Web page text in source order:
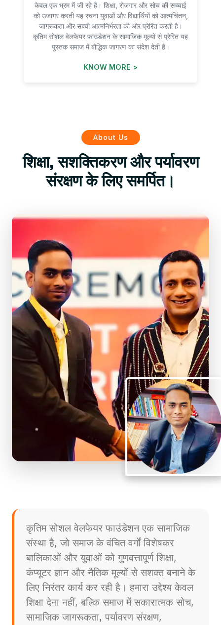
केवल एक भ्रम में जी रहे हैं। शिक्षा, रोजगार और सोच की सच्चाई
को उजागर करती यह रचना युवाओं और विद्यार्थियों को आत्मचिंतन,
जागरूकता और सच्ची आत्मनिर्भरता की ओर प्रेरित करती है।
कृतिम सोशल वेलफेयर फाउंडेशन के सामाजिक मूल्यों से प्रेरित यह
पुस्तक समाज में बौद्धिक जागरण का संदेश देती है।
KNOW MORE >
About Us
शिक्षा, सशक्तिकरण और पर्यावरण
संरक्षण के लिए समर्पित।
कृतिम सोशल वेलफेयर फाउंडेशन एक सामाजिक
संस्था है, जो समाज के वंचित वर्गों विशेषकर
बालिकाओं और युवाओं को गुणवत्तापूर्ण शिक्षा,
कंप्यूटर ज्ञान और नैतिक मूल्यों से सशक्त बनाने के
लिए निरंतर कार्य कर रही है। हमारा उद्देश्य केवल
शिक्षा देना नहीं, बल्कि समाज में सकारात्मक सोच,
सामाजिक जागरूकता, पर्यावरण संरक्षण,